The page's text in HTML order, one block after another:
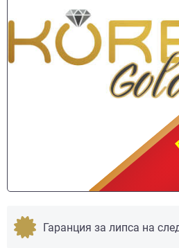
Гаранция за липса на